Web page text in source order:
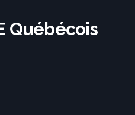
Québécois